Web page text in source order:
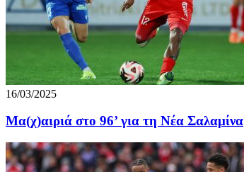
16/03/2025
Μα(χ)αιριά στο 96’ για τη Νέα Σαλαμίνα